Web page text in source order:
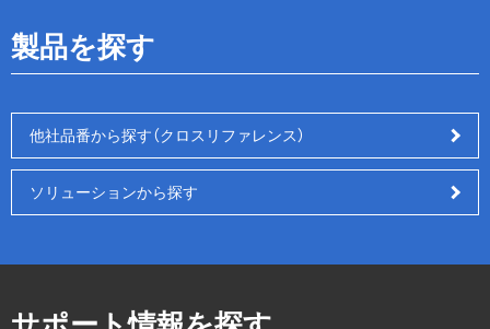
製品を探す
他社品番から探す（クロスリファレンス）
ソリューションから探す